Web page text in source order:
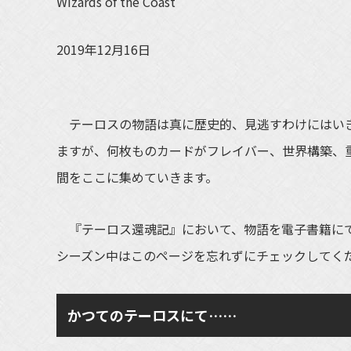
2019年12月16日
テーロスの物語は真に歴史的、見逃すわけには
ますが、何枚ものカードがフレイバー、世界構築
間をここに集めていきます。
『テーロス還魂記』において、物語を電子書籍
シーズン中はこのページを忘れずにチェックしてく
かつてのテーロスにて……